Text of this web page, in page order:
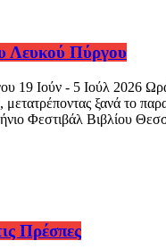
Λευκού Πύργου
Ιούν - 5 Ιούλ 2026
ξανά το
Φεστιβάλ Βιβλίου
Πρέσπες